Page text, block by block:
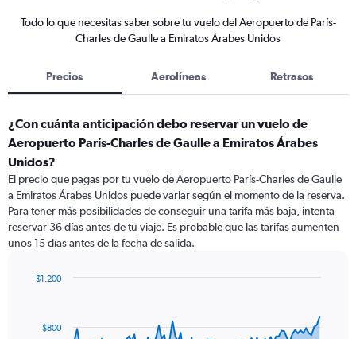
Todo lo que necesitas saber sobre tu vuelo del Aeropuerto de París-
Charles de Gaulle a Emiratos Árabes Unidos
Precios Aerolíneas Retrasos
¿Con cuánta anticipación debo reservar un vuelo de
Aeropuerto París-Charles de Gaulle a Emiratos Árabes
Unidos?
El precio que pagas por tu vuelo de Aeropuerto París-Charles de Gaulle
a Emiratos Árabes Unidos puede variar según el momento de la reserva.
Para tener más posibilidades de conseguir una tarifa más baja, intenta
reservar 36 días antes de tu viaje. Es probable que las tarifas aumenten
unos 15 días antes de la fecha de salida.
data$800
$1.200